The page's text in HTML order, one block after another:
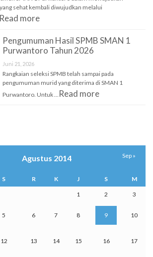
sehat kembali diwujudkan melalui
Read more
Pengumuman Hasil SPMB SMAN 1
Purwantoro Tahun 2026
Juni 21, 2026
Rangkaian seleksi SPMB telah sampai pada
pengumuman murid yang diterima di SMAN 1
Purwantoro. Untuk …
Read more
Agustus 2014
S R K J S M
1 2 3
5 6 7 8 9 10
12 13 14 15 16 17
Sep »